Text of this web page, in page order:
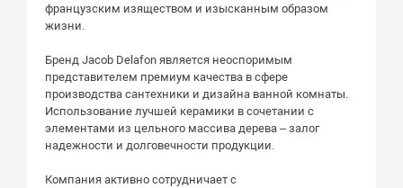
французским изяществом и изысканным образом
жизни.
Бренд Jacob Delafon является неоспоримым
представителем премиум качества в сфере
производства сантехники и дизайна ванной комнаты.
Использование лучшей керамики в сочетании с
элементами из цельного массива дерева – залог
надежности и долговечности продукции.
Компания активно сотрудничает с